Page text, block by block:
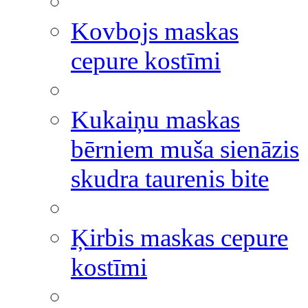
Kovbojs maskas
cepure kostīmi
Kukaiņu maskas
bērniem muša sienāzis
skudra taurenis bite
Ķirbis maskas cepure
kostīmi